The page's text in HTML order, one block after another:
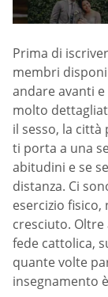
Prima di
membri
andare avanti
molto
il sesso, la città
ti porta a una
abitudini e se
distanza. Ci
esercizio
cresciuto.
fede cattolica,
quante volte
insegnamento